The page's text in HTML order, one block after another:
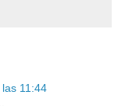
11:44